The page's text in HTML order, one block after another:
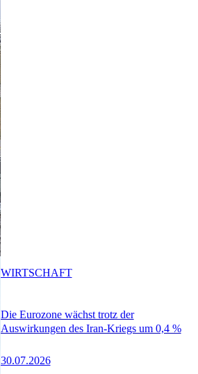
Die Eurozone wächst trotz der
Auswirkungen des Iran-Kriegs um 0,4 %
30.07.2026
WIRTSCHAFT